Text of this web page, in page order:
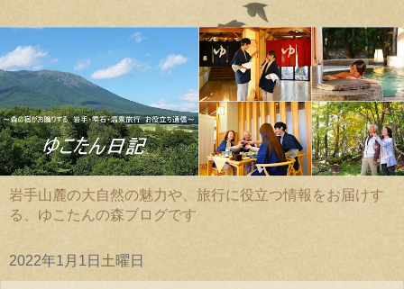
岩手山麓の大自然の魅力や、旅行に役立つ情報をお届けす
る、ゆこたんの森ブログです
2022年1月1日土曜日